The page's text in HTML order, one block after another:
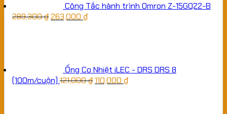
Công Tắc hành trình Omron Z-15GQ22-B
289,300₫263,000 ₫
Ống Co Nhiệt iLEC - DRS DRS 8
(100m/cuộn) 121,000₫110,000 ₫